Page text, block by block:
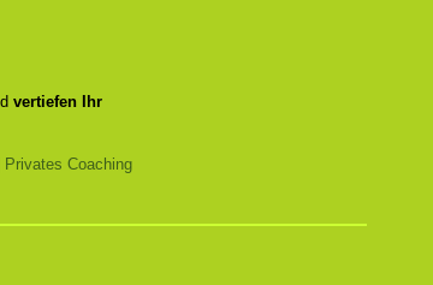
vertiefen Ihr
Coaching